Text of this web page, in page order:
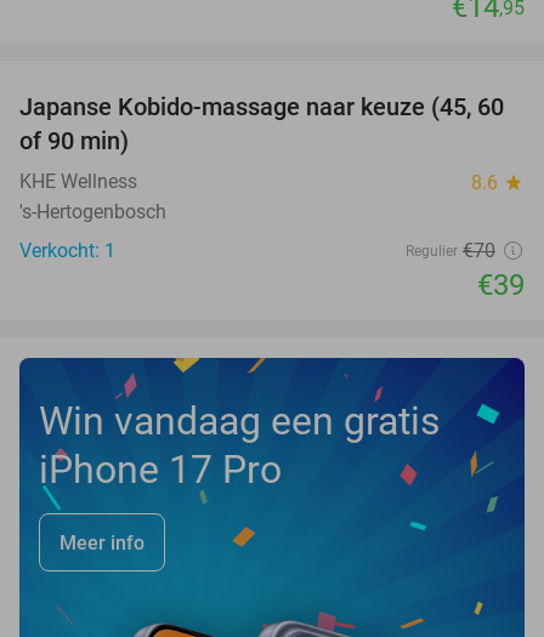
€14,95
44%
TODAY
Japanse Kobido-massage naar keuze (45, 60
of 90 min)
KHE Wellness 8.6 star
's-Hertogenbosch
Verkocht: 1
Regulier €70
€39
Win vandaag een gratis
iPhone 17 Pro
Meer info